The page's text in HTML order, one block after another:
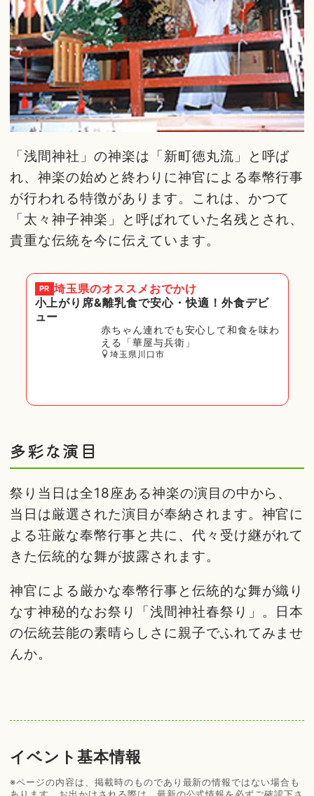
「浅間神社」の神楽は「新町徳丸流」と呼ば
れ、神楽の始めと終わりに神官による奉幣行事
が行われる特徴があります。これは、かつて
「太々神子神楽」と呼ばれていた名残とされ、
貴重な伝統を今に伝えています。
PR 埼玉県のオススメおでかけ
小上がり席&離乳食で安心・快適！外食デビ
ュー
赤ちゃん連れでも安心して和食を味わ
える「華屋与兵衛」
埼玉県川口市
多彩な演目
祭り当日は全18座ある神楽の演目の中から、
当日は厳選された演目が奉納されます。神官に
よる荘厳な奉幣行事と共に、代々受け継がれて
きた伝統的な舞が披露されます。
神官による厳かな奉幣行事と伝統的な舞が織り
なす神秘的なお祭り「浅間神社春祭り」。日本
の伝統芸能の素晴らしさに親子でふれてみませ
んか。
イベント基本情報
※ページの内容は、掲載時のものであり最新の情報ではない場合も